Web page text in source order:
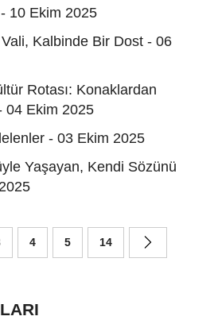
10 Ekim 2025
Kalbinde Bir Dost - 06
Rotası: Konaklardan
04 Ekim 2025
- 03 Ekim 2025
Yaşayan, Kendi Sözünü
4 5 14